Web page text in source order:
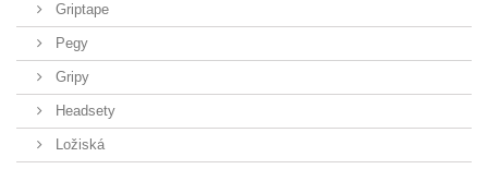
Griptape
Pegy
Gripy
Headsety
Ložiská